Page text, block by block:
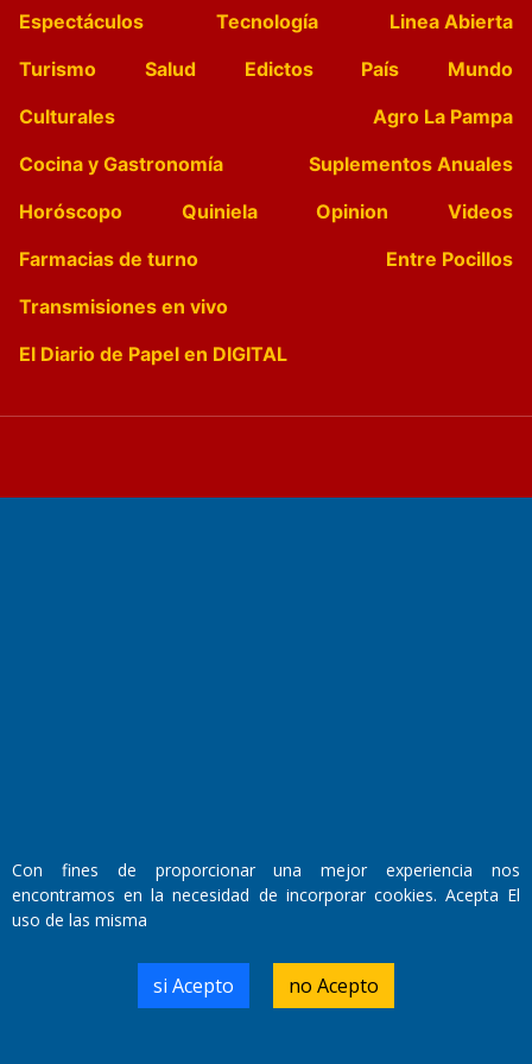
Espectáculos
Tecnología
Linea Abierta
Turismo
Salud Edictos País
Mundo
Culturales
Agro La Pampa
Cocina y Gastronomía
Suplementos Anuales
Horóscopo
Quiniela Opinion
Videos
Farmacias de turno
Entre Pocillos
Transmisiones en vivo
El Diario de Papel en DIGITAL
Domicilio Legal: José Ingenieros 855,
Santa Rosa, La Pampa.
RL-2019-55551274-APN-DNDA#MJ
Con fines de proporcionar una mejor experiencia nos
encontramos en la necesidad de incorporar cookies. Acepta El
uso de las misma
si Acepto no Acepto